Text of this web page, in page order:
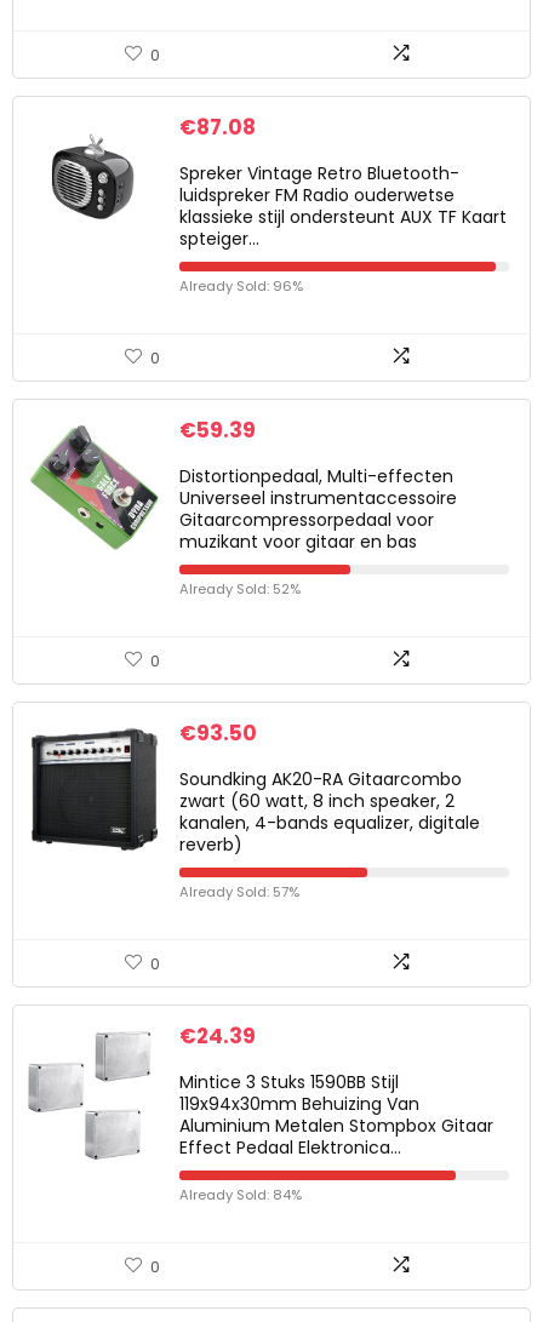
0
€87.08
Spreker Vintage Retro Bluetooth-
luidspreker FM Radio ouderwetse
klassieke stijl ondersteunt AUX TF Kaart
spteiger…
Already Sold: 96%
0
€59.39
Distortionpedaal, Multi-effecten
Universeel instrumentaccessoire
Gitaarcompressorpedaal voor
muzikant voor gitaar en bas
Already Sold: 52%
0
€93.50
Soundking AK20-RA Gitaarcombo
zwart (60 watt, 8 inch speaker, 2
kanalen, 4-bands equalizer, digitale
reverb)
Already Sold: 57%
0
€24.39
Mintice 3 Stuks 1590BB Stijl
119x94x30mm Behuizing Van
Aluminium Metalen Stompbox Gitaar
Effect Pedaal Elektronica…
Already Sold: 84%
0